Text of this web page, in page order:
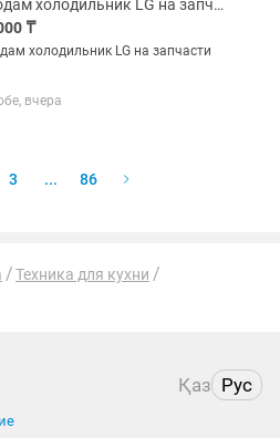
Продам холодильник LG на запчасти
₸
холодильник LG на запчасти
вчера
3 ... 86
Техника для кухни
Қаз Рус